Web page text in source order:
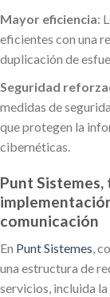
Mayor eficiencia:
eficientes con una
duplicación de
Seguridad
medidas de
que protegen la
cibernéticas.
Punt
comunicación
En Punt Sistemes,
una estructura de
servicios, incluida